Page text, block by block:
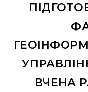
ВЧЕНА